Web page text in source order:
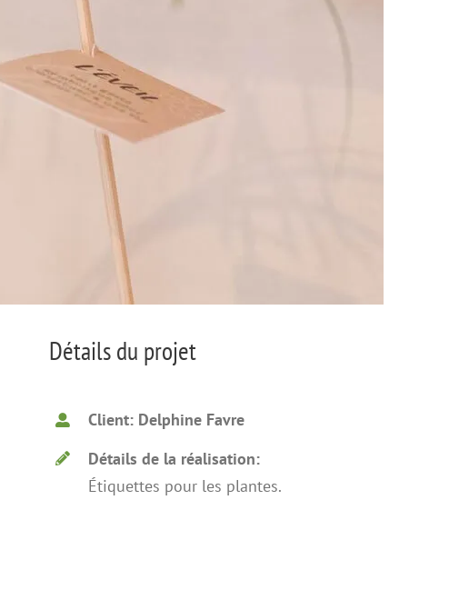
Détails du projet
Client: Delphine Favre
Détails de la réalisation:
Étiquettes pour les plantes.